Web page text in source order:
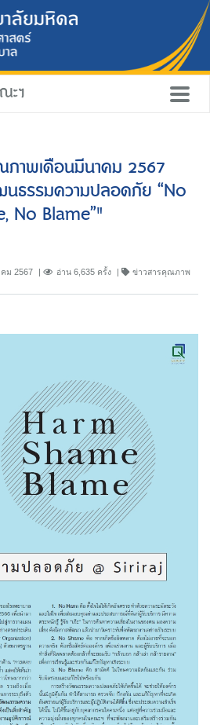
ะฯ
าพเดือนมีนาคม 2567
นธรรมความปลอดภัย “No
No Blame”"
ม 2567 อ่าน 6,635 ครั้ง ข่าวสารคุณภาพ